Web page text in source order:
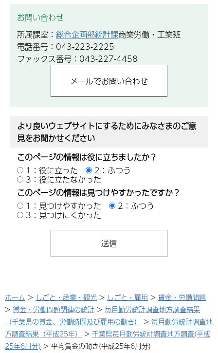
お問い合わせ
所属課室： 総合企画部統計課商業労働・工業班
電話番号：043-223-2225
ファックス番号：043-227-4458
より良いウェブサイトにするためにみなさまのご意
見をお聞かせください
このページの情報は役に立ちましたか？
1：役に立った
2：ふつう
3：役に立たなかった
このページの情報は見つけやすかったですか？
1：見つけやすかった
2：ふつう
3：見つけにくかった
ホーム > しごと・産業・観光 > しごと・雇用 > 賃金・労働問題
> 賃金・労働問題関連の統計 > 毎月勤労統計調査地方調査結果
（千葉県の賃金、労働時間及び雇用の動き）
> 毎月勤労統計調査地
方調査結果（平成25年）
> 千葉県毎月勤労統計調査地方調査(平成
25年6月分) > 平均賃金の動き(平成25年6月分)